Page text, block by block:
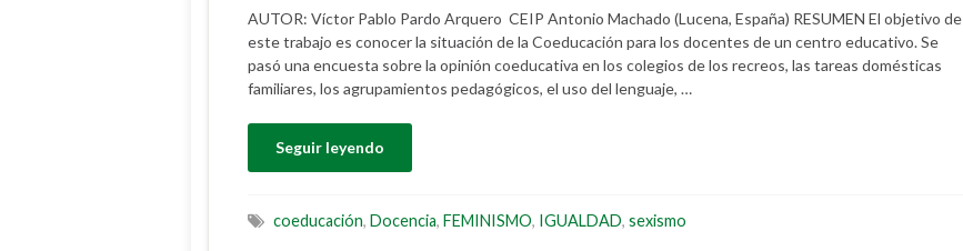
AUTOR: Víctor Pablo Pardo Arquero CEIP Antonio Machado (Lucena, España) RESUMEN El objetivo de
este trabajo es conocer la situación de la Coeducación para los docentes de un centro educativo. Se
pasó una encuesta sobre la opinión coeducativa en los colegios de los recreos, las tareas domésticas
familiares, los agrupamientos pedagógicos, el uso del lenguaje, …
Seguir leyendo
coeducación, Docencia, FEMINISMO, IGUALDAD, sexismo